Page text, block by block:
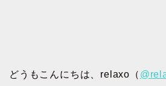
どうもこんにちは、relaxo（